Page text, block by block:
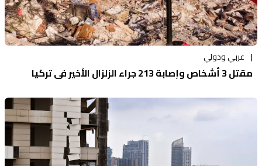
عربي ودولي
مقتل 3 أشخاص وإصابة 213 جراء الزلزال الأخير في تركيا